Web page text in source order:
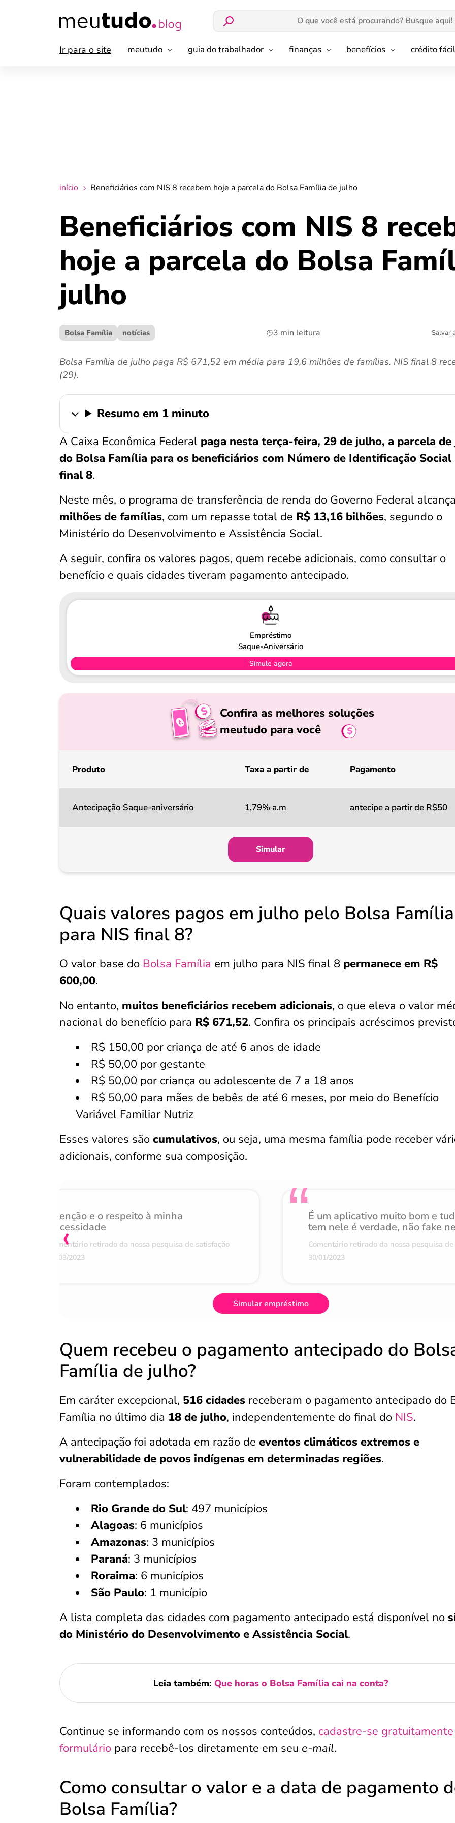
Ir para o site meutudo guia do trabalhador finanças benefícios crédito fácil
início Beneficiários com NIS 8 recebem hoje a parcela do Bolsa Família de julho
Beneficiários com NIS 8
hoje a parcela do Bolsa
julho
Bolsa Família notícias 3 min leitura Salvar
Bolsa Família de julho paga R$ 671,52 em média para 19,6 milhões de famílias. NIS final 8
(29).
Resumo em 1 minuto
A Caixa Econômica Federal paga nesta terça-feira, 29 de julho, a parcela
do Bolsa Família para os beneficiários com Número de Identificação Social
final 8.
Neste mês, o programa de transferência de renda do Governo Federal alcança
milhões de famílias, com um repasse total de R$ 13,16 bilhões, segundo o
Ministério do Desenvolvimento e Assistência Social.
A seguir, confira os valores pagos, quem recebe adicionais, como consultar o
benefício e quais cidades tiveram pagamento antecipado.
Empréstimo
Saque-Aniversário
Simule agora
Confira as melhores soluções
meutudo para você
Produto Taxa a partir de Pagamento
Antecipação Saque-aniversário 1,79% a.m antecipe a partir de R$50
Simular
Quais valores pagos em julho pelo Bolsa Família
para NIS final 8?
O valor base do Bolsa Família em julho para NIS final 8 permanece em R$
600,00.
No entanto, muitos beneficiários recebem adicionais, o que eleva o valor
nacional do benefício para R$ 671,52. Confira os principais acréscimos
R$ 150,00 por criança de até 6 anos de idade
R$ 50,00 por gestante
R$ 50,00 por criança ou adolescente de 7 a 18 anos
R$ 50,00 para mães de bebês de até 6 meses, por meio do Benefício
Variável Familiar Nutriz
Esses valores são cumulativos, ou seja, uma mesma família pode receber
adicionais, conforme sua composição.
Atenção e o respeito à minha
necessidade
Comentário retirado da nossa pesquisa de satisfação
07/03/2023
É um aplicativo muito bom e
tem nele é verdade, não fake
Comentário retirado da nossa pesquisa de
30/01/2023
‹
Simular empréstimo
Quem recebeu o pagamento antecipado do
Família de julho?
Em caráter excepcional, 516 cidades receberam o pagamento antecipado do
Família no último dia 18 de julho, independentemente do final do NIS.
A antecipação foi adotada em razão de eventos climáticos extremos e
vulnerabilidade de povos indígenas em determinadas regiões.
Foram contemplados:
Rio Grande do Sul: 497 municípios
Alagoas: 6 municípios
Amazonas: 3 municípios
Paraná: 3 municípios
Roraima: 6 municípios
São Paulo: 1 município
A lista completa das cidades com pagamento antecipado está disponível no
do Ministério do Desenvolvimento e Assistência Social.
Leia também: Que horas o Bolsa Família cai na conta?
Continue se informando com os nossos conteúdos, cadastre-se
formulário para recebê-los diretamente em seu e-mail.
Como consultar o valor e a data de pagamento
Bolsa Família?